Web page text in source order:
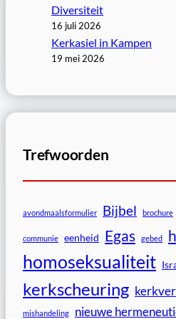
Diversiteit
16 juli 2026
Kerkasiel in Kampen
19 mei 2026
Trefwoorden
avondmaalsformulier Bijbel brochure
communie eenheid Egas gebed
homoseksualiteit
kerkscheuring
mishandeling nieuwe